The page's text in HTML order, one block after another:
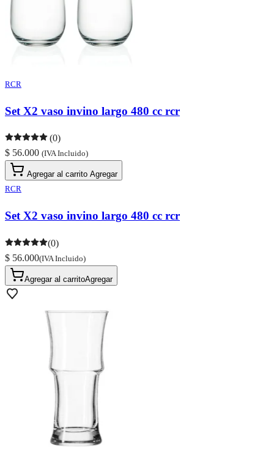
RCR
Set X2 vaso invino largo 480 cc rcr
(0)
$ 56.000 (IVA Incluido)
Agregar al carrito Agregar
RCR
Set X2 vaso invino largo 480 cc rcr
(0)
$ 56.000(IVA Incluido)
Agregar al carritoAgregar